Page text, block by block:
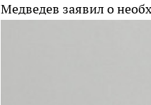
Медведев заявил о